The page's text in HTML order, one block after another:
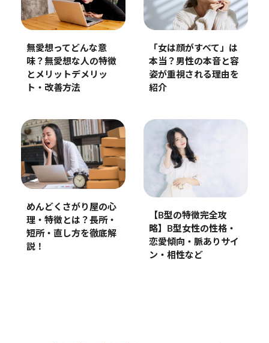
無愛想ってどんな意
味？無愛想な人の特徴
とメリットデメリッ
ト・改善方法
「女は顔がすべて」は
本当？男性の本音と容
姿が重視される理由を
紹介
めんどくさがり屋の心
理・特徴とは？長所・
短所・直し方を徹底解
説！
【B型の特徴完全攻
略】B型女性の性格・
恋愛傾向・脈ありサイ
ン・相性など